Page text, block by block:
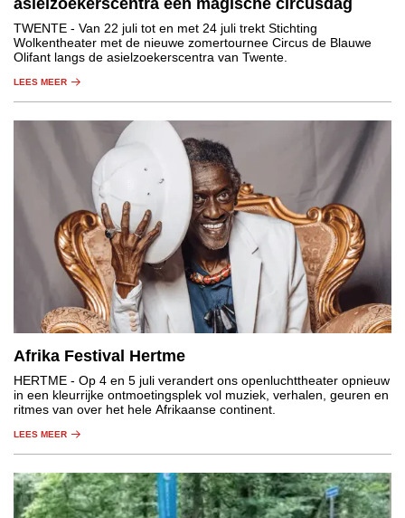
TWENTE - Van 22 juli tot en met 24 juli trekt Stichting
Wolkentheater met de nieuwe zomertournee Circus de Blauwe
Olifant langs de asielzoekerscentra van Twente.
LEES MEER
Afrika Festival Hertme
HERTME - Op 4 en 5 juli verandert ons openluchttheater opnieuw
in een kleurrijke ontmoetingsplek vol muziek, verhalen, geuren en
ritmes van over het hele Afrikaanse continent.
LEES MEER